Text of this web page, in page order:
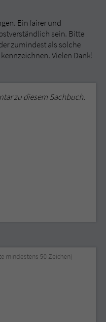
Ein fairer und
sein. Bitte
zumindest als solche
Vielen Dank!
zu diesem Sachbuch.